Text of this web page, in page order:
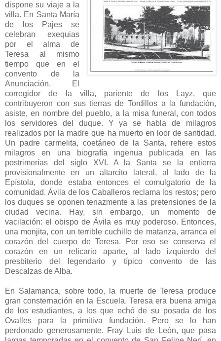
dispone su viaje a la
villa. En Santa María
de los Pajes se
celebran exequias
por el alma de
Teresa al mismo
tiempo que en el
convento de la
Anunciación. El
corregidor de la villa, pariente de los Layz, que
contribuyeron con sus tierras de Tordillos a la fundación,
asiste, en nombre del pueblo, a la misa funeral, con todos
los servidores del duque. Y ya se habla de milagros
realizados por la madre que ha muerto en loor de santidad.
Un padre carmelita, coetáneo de la Santa, refiere estos
milagros en una biografía ingenua publicada en las
postrimerías del siglo XVI. A la Santa se la entierra
provisionalmente en un altarcito lateral, al lado de la
Epístola, donde estaba entonces el comulgatorio de la
comunidad. Ávila de los Caballeros reclama los restos; pero
los duques se oponen tenazmente a las pretensiones de la
ciudad vecina. Hay, sin embargo, un momento de
vacilación: el obispo de Ávila es muy poderoso. Entonces,
una monjita, con un terrible cuchillo de matanza, arranca el
corazón del cuerpo de Teresa. Por eso se conserva el
corazón en un relicario aparte, al lado izquierdo del
presbiterio del legendario y típico convento de las
Descalzas de Alba.
En Salamanca, sobre todo, la muerte de Teresa produce
gran consternación en la Escuela. Teresa era buena amiga
de los estudiantes, a los que echó de su posada de los
Ovalles para la primitiva fundación. Pero se lo han
perdonado generosamente. Fray Luis de León, que pasa